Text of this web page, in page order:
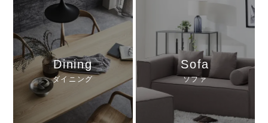
Dining
ダイニング
Sofa
ソファ